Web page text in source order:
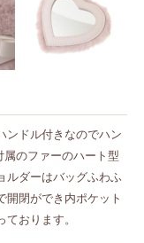
ンドル付きなのでハン
属のファーのハート型
ルダーはバッグふわふ
開閉ができ内ポケット
おります。